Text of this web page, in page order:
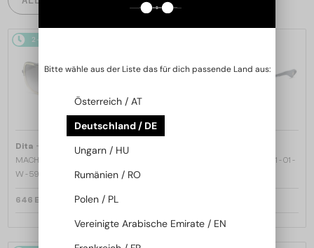
2-4 WERKTAGE
Dita —
Sonnenbrillen
MACH ONE DRX-2030 TITANIUM -
W - 59
646 EUR
MACH SIX//TITANIUM DTS121 - 01 -
Bitte wähle aus der Liste das für dich passende Land aus:
Österreich / AT
Deutschland / DE
Ungarn / HU
Rumänien / RO
Polen / PL
Vereinigte Arabische Emirate / EN